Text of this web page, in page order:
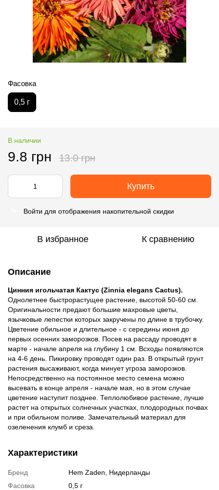
Фасовка
0,5 г
В наличии
9.8 грн 13.0 грн
Купить
Войти для отображения накопительной скидки
В избранное К сравнению
Описание
Цинния игольчатая Кактус (Zinnia elegans Cactus).
Однолетнее быстрорастущее растение, высотой 50-60 см.
Оригинальности предают большие махровые цветы,
язычковые лепестки которых закручены по длине в трубочку.
Цветение обильное и длительное - с середины июня до
первых осенних заморозков. Посев на рассаду проводят в
марте - начале апреля на глубину 1 см. Всходы появляются
на 4-6 день. Пикировку проводят один раз. В открытый грунт
растения высаживают, когда минует угроза заморозков.
Непосредственно на постоянное место семена можно
высевать в конце апреля - начале мая, но в этом случае
цветение наступит позднее. Теплолюбивое растение, лучше
растет на открытых солнечных участках, плодородных почвах
и при обильном поливе. Замечательный материал для
озеленения клумб и среза.
Характеристики
Бренд
Hem Zaden, Нидерланды
Фасовка
0,5 г